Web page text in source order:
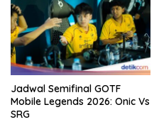
Jadwal Semifinal GOTF
Mobile Legends 2026: Onic Vs
SRG